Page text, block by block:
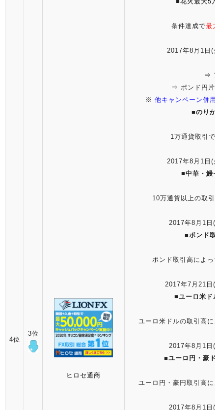
4位
3位
ヒロセ通商
条件達成で最
2017年8月1日(
⇒ 1
⇒ ポンド円片道
※ 他キャンペーン併用
■のりか
1万通貨取引で
2017年8月1日(
■中華・鰻
10万通貨以上の取引
2017年8月1日(
■ ポンド取
ポンド取引高によっ
2017年7月21日(
■ユーロ米ド
ユーロ米ドルの取引高に
2017年8月1日(
■ユーロ円・豪ド
ユーロ円・豪円取引高に
2017年8月1日(